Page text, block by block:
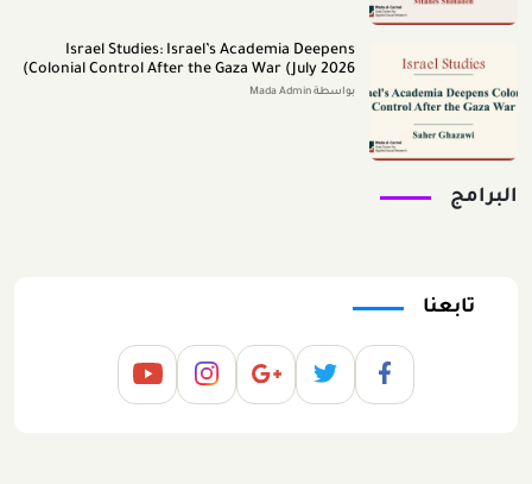
Israel Studies: Israel’s Academia Deepens
Colonial Control After the Gaza War (July 2026)
بواسطة Mada Admin
البرامج
تابعنا